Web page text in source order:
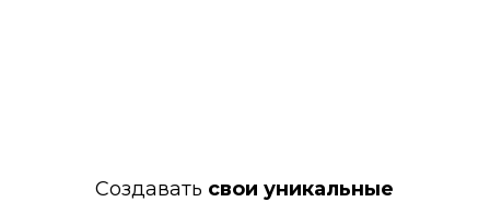
Создавать свои уникальные